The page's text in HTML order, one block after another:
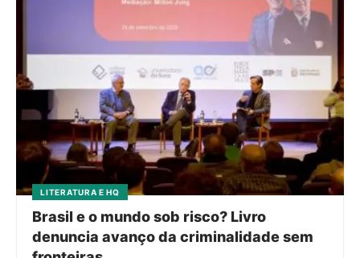
LITERATURA E HQ
Brasil e o mundo sob risco? Livro
denuncia avanço da criminalidade sem